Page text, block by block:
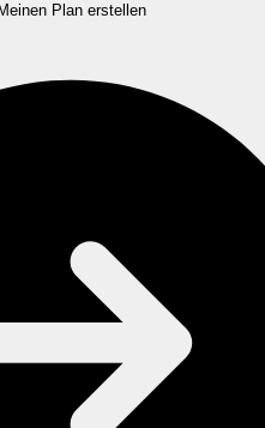
Meinen Plan erstellen